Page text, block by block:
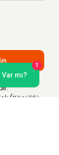
(Köpüklü
Var mı?
1